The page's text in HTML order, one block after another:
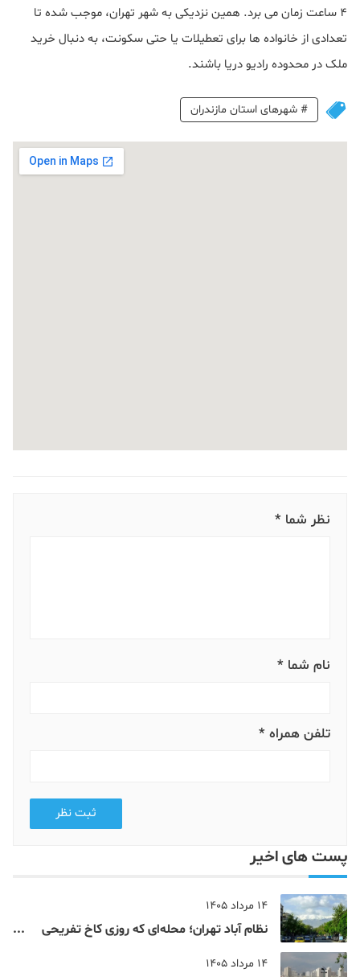
4 ساعت زمان می برد. همین نزدیکی به شهر تهران، موجب شده تا
تعدادی از خانواده‌ ها برای تعطیلات یا حتی سکونت، به‌ دنبال خرید
ملک در محدوده رادیو دریا باشند.
# شهرهای استان مازندران
نظر شما *
نام شما *
تلفن همراه *
ثبت نظر
پست های اخیر
14 مرداد 1405
نظام‌ آباد تهران؛ محله‌ای که روزی کاخ تفریحی
14 مرداد 1405